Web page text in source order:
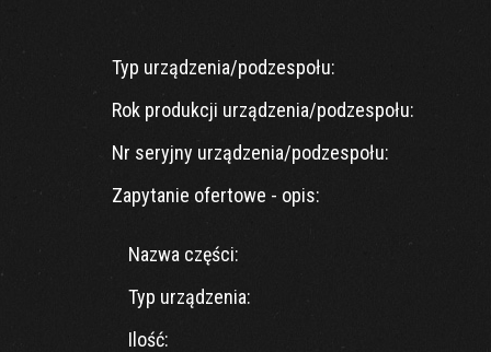
Typ urządzenia/podzespołu:
Rok produkcji urządzenia/podzespołu:
Nr seryjny urządzenia/podzespołu:
Zapytanie ofertowe - opis:
Nazwa części:
Typ urządzenia:
Ilość: